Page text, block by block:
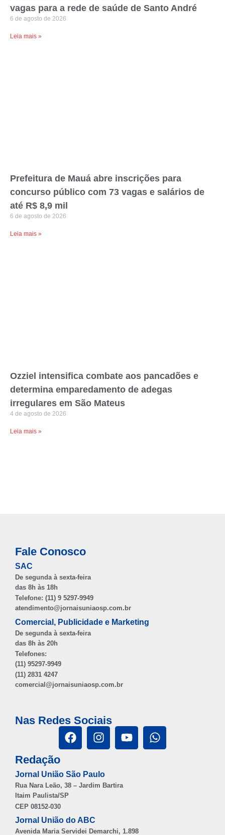
vagas para a rede de saúde de Santo André
6 de agosto de 2026
Leia mais »
Prefeitura de Mauá abre inscrições para
concurso público com 73 vagas e salários de
até R$ 8,9 mil
6 de agosto de 2026
Leia mais »
Ozziel intensifica combate aos pancadões e
determina emparedamento de adegas
irregulares em São Mateus
4 de agosto de 2026
Leia mais »
Fale Conosco
SAC
De segunda à sexta-feira
das 8h às 18h
Telefone: (11) 9 5297-9949
atendimento@jornaisuniaosp.com.br
Comercial, Publicidade e Marketing
De segunda à sexta-feira
das 8h às 20h
Telefones:
(11) 95297-9949
(11) 2831 4247
comercial@jornaisuniaosp.com.br
Nas Redes Sociais
Redação
Jornal União São Paulo
Rua Nara Leão, 38 – Jardim Bartira
Itaim Paulista/SP
CEP 08152-030
Jornal União do ABC
Avenida Maria Servidei Demarchi, 1.898